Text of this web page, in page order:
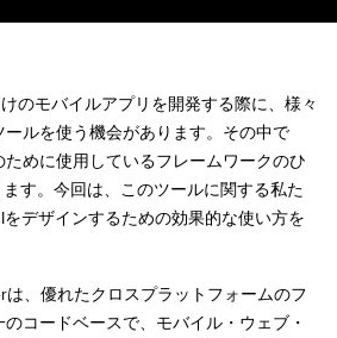
のモバイルアプリを開発する際に、様々
ルを使う機会があります。その中で
めに使用しているフレームワークのひ
す。今回は、このツールに関する私た
デザインするための効果的な使い方を
、優れたクロスプラットフォームのフ
コードベースで、モバイル・ウェブ・